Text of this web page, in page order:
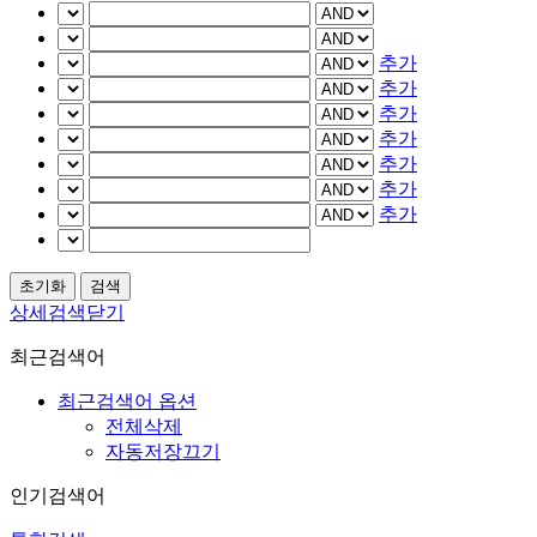
추가
추가
추가
추가
추가
추가
추가
상세검색닫기
최근검색어
최근검색어 옵션
전체삭제
자동저장끄기
인기검색어